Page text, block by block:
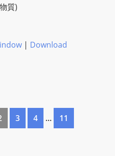
質)
| Download
3 4 … 11